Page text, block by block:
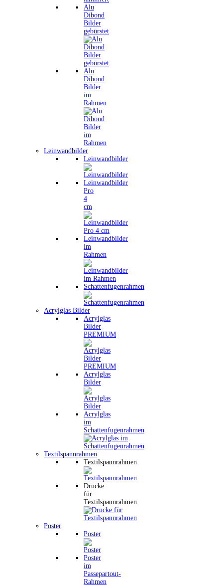
Alu
Dibond
Bilder
gebürstet
Alu
Dibond
Bilder
im
Rahmen
Leinwandbilder
Leinwandbilder
Leinwandbilder
Pro
4
cm
Leinwandbilder
im
Rahmen
Schattenfugenrahmen
Acrylglas Bilder
Acrylglas
Bilder
PREMIUM
Acrylglas
Bilder
Acrylglas
im
Schattenfugenrahmen
Textilspannrahmen
Textilspannrahmen
Drucke
für
Textilspannrahmen
Poster
Poster
Poster
im
Passepartout-
Rahmen